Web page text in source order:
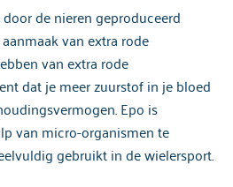
de nieren geproduceerd
van extra rode
van extra rode
dat je meer zuurstof in je bloed
Epo is
van micro-organismen te
gebruikt in de wielersport.